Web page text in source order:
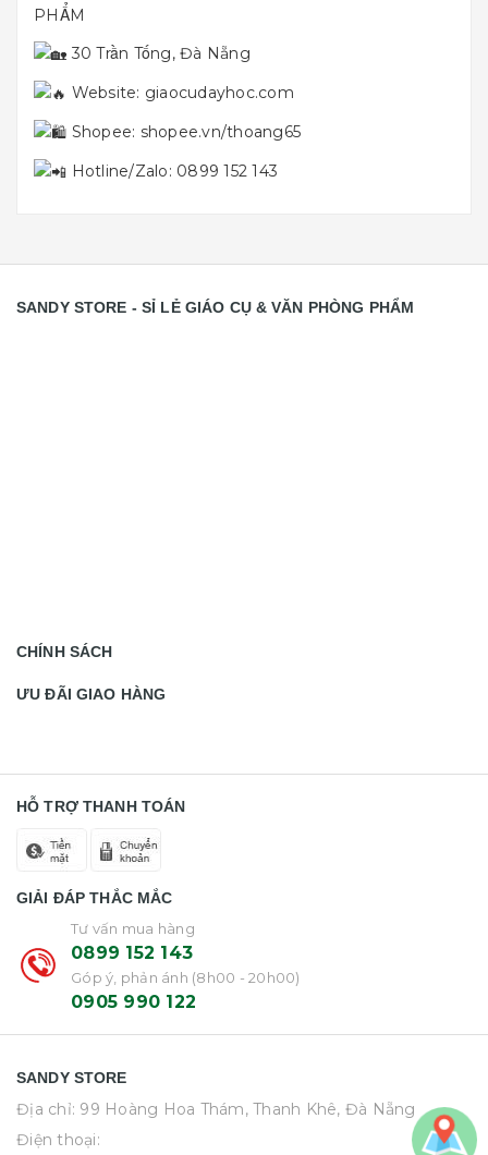
PHẨM
30 Trần Tống, Đà Nẵng
Website: giaocudayhoc.com
Shopee: shopee.vn/thoang65
Hotline/Zalo: 0899 152 143
SANDY STORE - SỈ LẺ GIÁO CỤ & VĂN PHÒNG PHẨM
CHÍNH SÁCH
ƯU ĐÃI GIAO HÀNG
HỖ TRỢ THANH TOÁN
GIẢI ĐÁP THẮC MẮC
Tư vấn mua hàng
0899 152 143
Góp ý, phản ánh (8h00 - 20h00)
0905 990 122
SANDY STORE
Địa chỉ: 99 Hoàng Hoa Thám, Thanh Khê, Đà Nẵng
Điện thoại: